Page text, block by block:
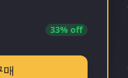
33% off
매